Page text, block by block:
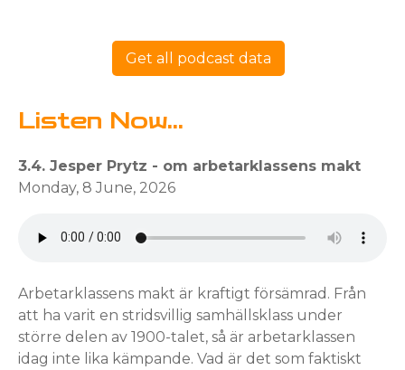
Get all podcast data
Listen Now...
3.4. Jesper Prytz - om arbetarklassens makt
Monday, 8 June, 2026
Arbetarklassens makt är kraftigt försämrad. Från
att ha varit en stridsvillig samhällsklass under
större delen av 1900-talet, så är arbetarklassen
idag inte lika kämpande. Vad är det som faktiskt